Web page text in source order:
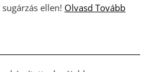
ellen! Olvasd Tovább